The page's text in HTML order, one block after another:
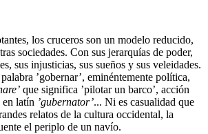
los cruceros son un modelo reducido,
sociedades. Con sus jerarquías de poder,
sus injusticias, sus sueños y sus veleidades.
’gobernar’, eminéntemente política,
que significa ’pilotar un barco’, acción
latín ’gubernator’... Ni es casualidad que
relatos de la cultura occidental, la
el periplo de un navío.